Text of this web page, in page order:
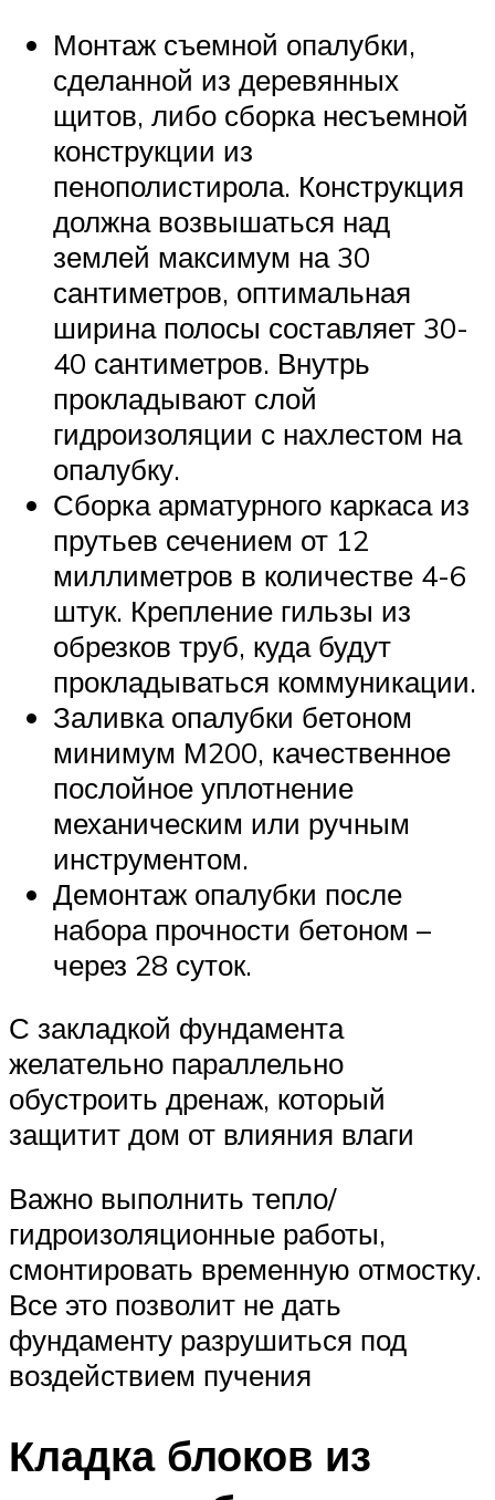
Монтаж съемной опалубки,
сделанной из деревянных
щитов, либо сборка несъемной
конструкции из
пенополистирола. Конструкция
должна возвышаться над
землей максимум на 30
сантиметров, оптимальная
ширина полосы составляет 30-
40 сантиметров. Внутрь
прокладывают слой
гидроизоляции с нахлестом на
опалубку.
Сборка арматурного каркаса из
прутьев сечением от 12
миллиметров в количестве 4-6
штук. Крепление гильзы из
обрезков труб, куда будут
прокладываться коммуникации.
Заливка опалубки бетоном
минимум М200, качественное
послойное уплотнение
механическим или ручным
инструментом.
Демонтаж опалубки после
набора прочности бетоном –
через 28 суток.
С закладкой фундамента
желательно параллельно
обустроить дренаж, который
защитит дом от влияния влаги
Важно выполнить тепло/
гидроизоляционные работы,
смонтировать временную отмостку.
Все это позволит не дать
фундаменту разрушиться под
воздействием пучения
Кладка блоков из